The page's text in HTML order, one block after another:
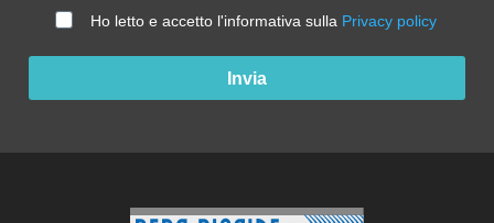
Ho letto e accetto l'informativa sulla Privacy policy
Invia